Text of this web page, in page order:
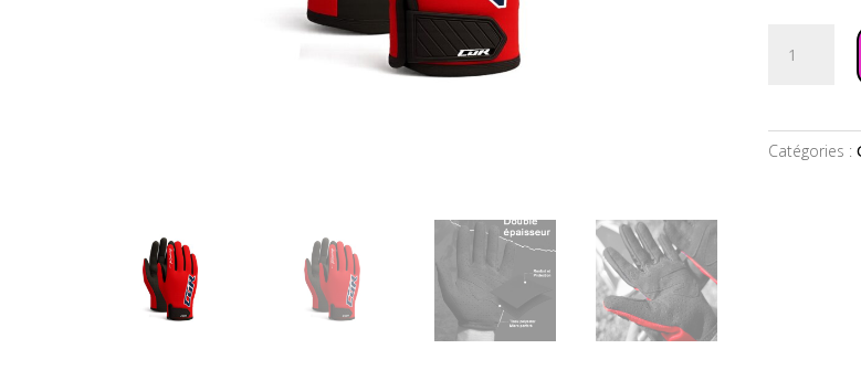
Adulte
Catégories :